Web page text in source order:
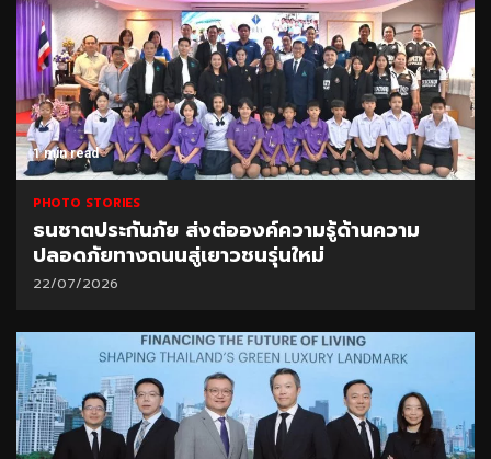
1 min read
PHOTO STORIES
ธนชาตประกันภัย ส่งต่อองค์ความรู้ด้านความ
ปลอดภัยทางถนนสู่เยาวชนรุ่นใหม่
22/07/2026